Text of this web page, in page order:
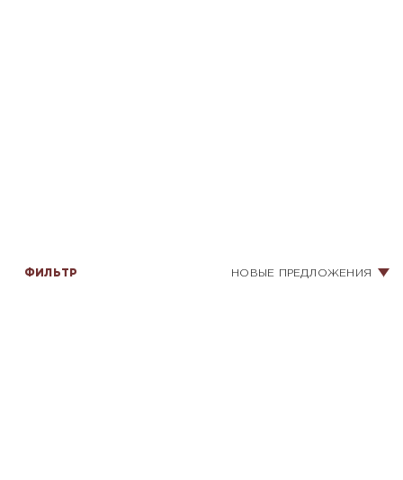
ФИЛЬТР НОВЫЕ ПРЕДЛОЖЕНИЯ